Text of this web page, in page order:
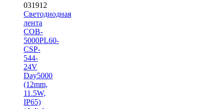
031912
Светодиодная
лента
COB-
5000PL60-
CSP-
544-
24V
Day5000
(12mm,
11.5W,
IP65)